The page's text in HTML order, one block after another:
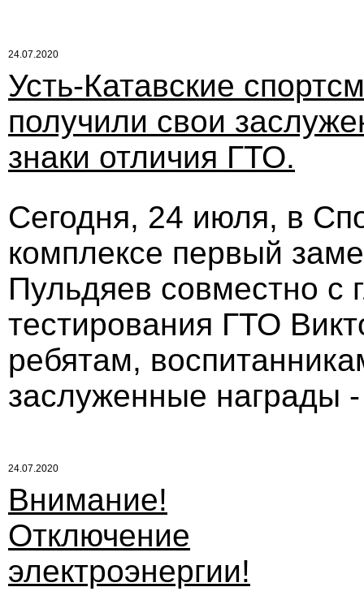
24.07.2020
Усть-Катавские
получили свои
знаки отличия ГТО.
Сегодня, 24 июля, в
комплексе первый
Пульдяев совместно с
тестирования ГТО
ребятам,
заслуженные награды
24.07.2020
Внимание!
Отключение
электроэнергии!